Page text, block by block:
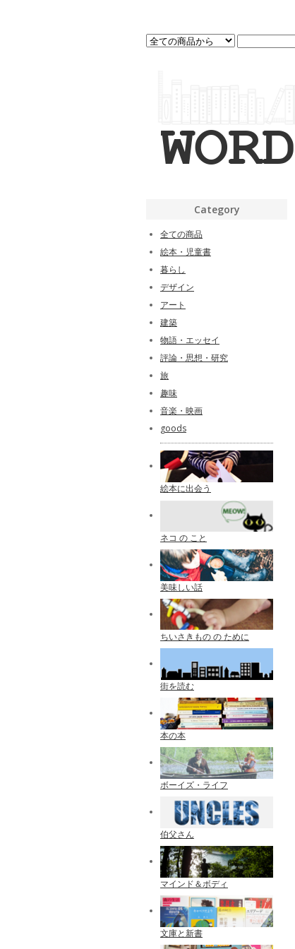
Category
全ての商品
絵本・児童書
暮らし
デザイン
アート
建築
物語・エッセイ
評論・思想・研究
旅
趣味
音楽・映画
goods
絵本に出会う
ネコ の こと
美味しい話
ちいさきもの の ために
街を読む
本の本
ボーイズ・ライフ
伯父さん
マインド＆ボディ
文庫と新書